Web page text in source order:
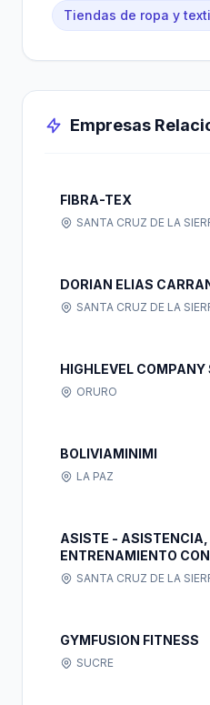
Tiendas de ropa y
Empresas
FIBRA-TEX
SANTA CRUZ DE LA
DORIAN ELIAS
SANTA CRUZ DE LA
ORURO
BOLIVIAMINIMI
LA PAZ
ASISTE -
ENTRENAMIENTO
SANTA CRUZ DE LA
GYMFUSION FITNESS
SUCRE